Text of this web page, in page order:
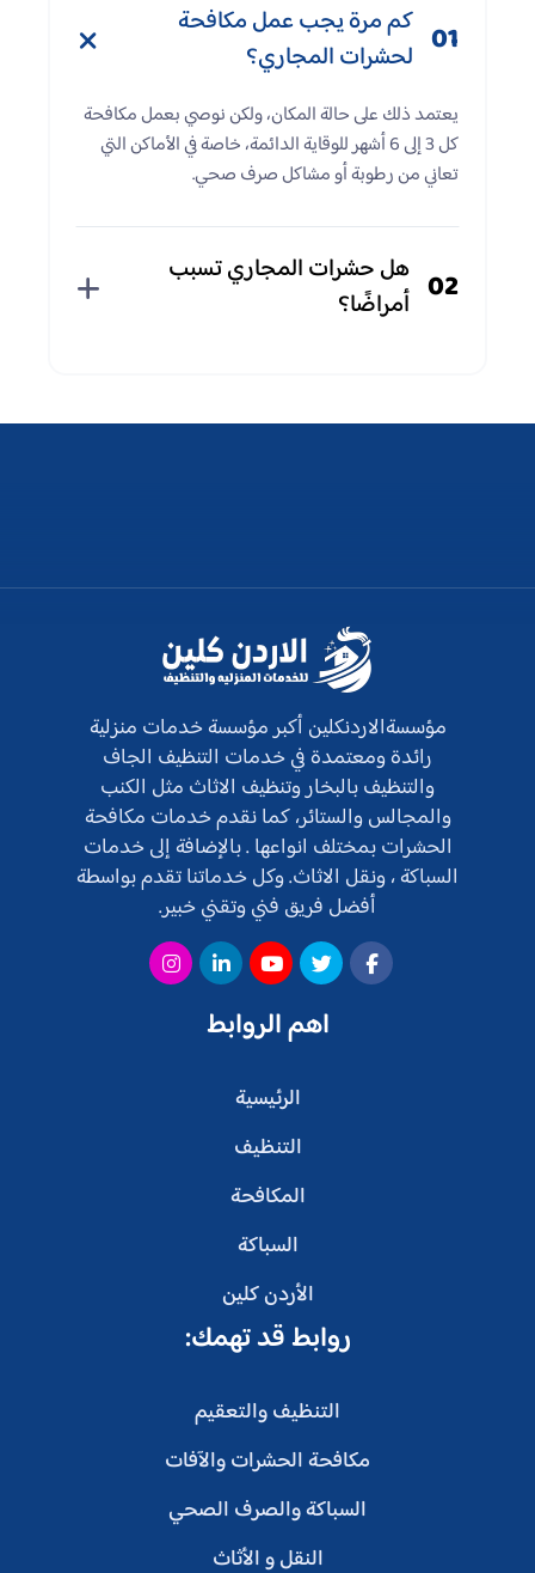
01 كم مرة يجب عمل مكافحة
لحشرات المجاري؟
يعتمد ذلك على حالة المكان، ولكن نوصي بعمل مكافحة
كل 3 إلى 6 أشهر للوقاية الدائمة، خاصة في الأماكن التي
تعاني من رطوبة أو مشاكل صرف صحي.
02 هل حشرات المجاري تسبب
أمراضًا؟
جلدية وتنفسية وهضمية.
مؤسسةالاردنكلين أكبر مؤسسة خدمات منزلية
رائدة ومعتمدة في خدمات التنظيف الجاف
والتنظيف بالبخار وتنظيف الاثاث مثل الكنب
والمجالس والستائر، كما نقدم خدمات مكافحة
الحشرات بمختلف انواعها . بالإضافة إلى خدمات
السباكة ، ونقل الاثاث. وكل خدماتنا تقدم بواسطة
أفضل فريق فني وتقني خبير.
اهم الروابط
الرئيسية
التنظيف
المكافحة
السباكة
الأردن كلين
روابط قد تهمك:
التنظيف والتعقيم
مكافحة الحشرات والآفات
السباكة والصرف الصحي
النقل و الأثاث